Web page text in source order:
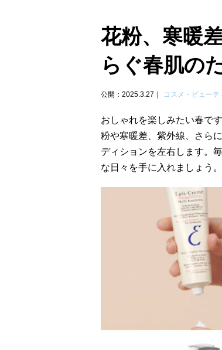
花粉、寒暖
らぐ春肌の
公開：2025.3.27 コスメ・ビューテ
おしゃれを楽しみたい春で
粉や寒暖差、紫外線、さら
ディションを左右します。
な日々を手に入れましょう。